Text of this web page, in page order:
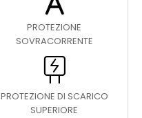
PROTEZIONE
SOVRACORRENTE
PROTEZIONE DI SCARICO
SUPERIORE